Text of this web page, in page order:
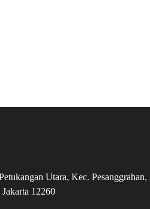
Utara, Kec. Pesanggrahan,
12260